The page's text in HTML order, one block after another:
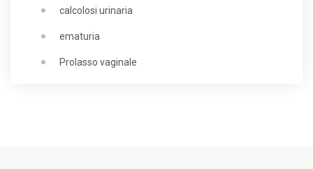
calcolosi urinaria
ematuria
Prolasso vaginale